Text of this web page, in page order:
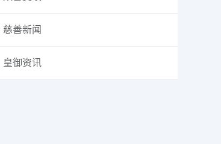
慈善新闻
皇御资讯